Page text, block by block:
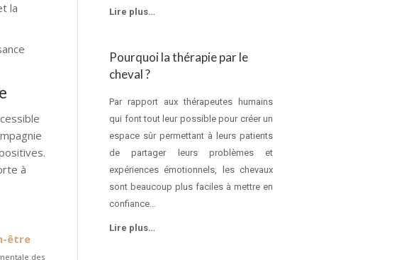
la
à
être
des
Lire plus…
Pourquoi la thérapie par le
cheval ?
Par rapport aux thérapeutes humains
qui font tout leur possible pour créer un
espace sûr permettant à leurs patients
de partager leurs problèmes et
expériences émotionnels, les chevaux
sont beaucoup plus faciles à mettre en
confiance…
Lire plus…